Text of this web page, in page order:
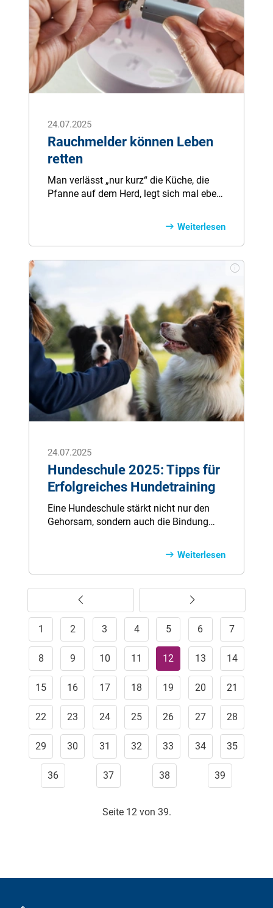
24.07.2025
Rauchmelder können Leben
retten
Man verlässt „nur kurz“ die Küche, die
Pfanne auf dem Herd, legt sich mal eben
Schlafengehen noch Eine rauchen. Ein
schrilles Geräusch holt einen umgeben
von Rauch ins Bewusstsein zurück: da
Weiterlesen
24.07.2025
Hundeschule 2025: Tipps für
Erfolgreiches Hundetraining
Eine Hundeschule stärkt nicht nur den
Gehorsam, sondern auch die Bindung
Professionelles Training fördert
Sozialverhalten, vermittelt klare Regeln
und sorgt für mehr Sicherheit im Alltag.
Erfahren Sie, welche Angebote es gibt,
worauf Sie bei der Wahl achten sollten –
und warum sich Hundeschulen lohnen.
Weiterlesen
1 2 3 4 5 6 7
8 9 10 11 12 13 14
15 16 17 18 19 20 21
22 23 24 25 26 27 28
29 30 31 32 33 34 35
36 37 38 39
Seite 12 von 39.